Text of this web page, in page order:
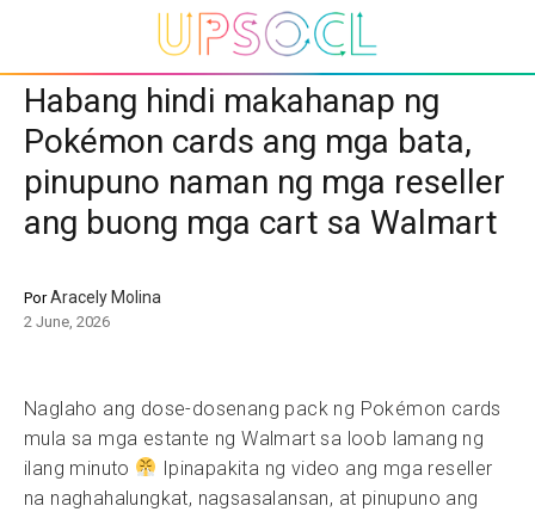
Habang hindi makahanap ng
Pokémon cards ang mga bata,
pinupuno naman ng mga reseller
ang buong mga cart sa Walmart
PorAracely Molina
2 June, 2026
Naglaho ang dose-dosenang pack ng Pokémon cards
mula sa mga estante ng Walmart sa loob lamang ng
ilang minuto
Ipinapakita ng video ang mga reseller
na naghahalungkat, nagsasalansan, at pinupuno ang